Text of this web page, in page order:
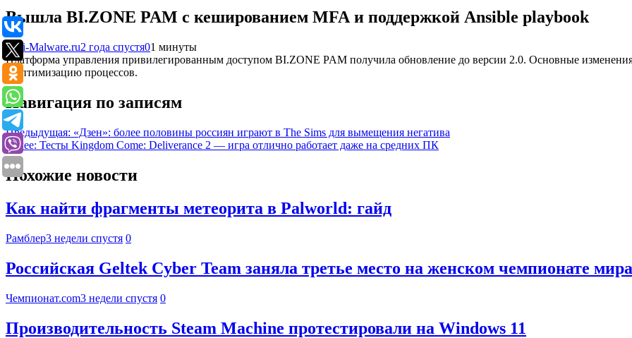
Вышла BI.ZONE PAM с кешированием MFA и поддержкой Ansible playbook
Anti-Malware.ru2 года спустя01 минуты
Платформа управления привилегированным доступом BI.ZONE PAM получила обновление до версии 2.0. Основные
и оптимизацию процессов.
Навигация по записям
Предыдущая: «Дзен»: более половины россиян играют в The Sims для вымещения негатива
Далее: Тесты Kingdom Come: Deliverance 2 — игра отлично работает даже на средних ПК
Похожие новости
Как найти фрагменты метеорита в Palworld: гайд
Рамблер3 недели спустя 0
Российская Geltek Cyber Team заняла третье место на женском чемпионате
Чемпионат.com3 недели спустя 0
Производительность Steam Machine протестировали на Windows 11